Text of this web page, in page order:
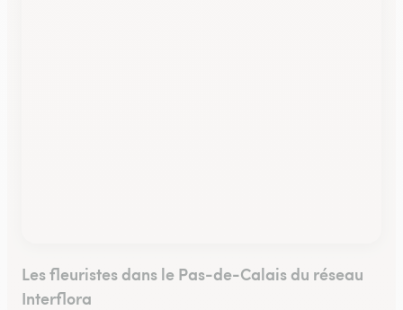
Les fleuristes dans le Pas-de-Calais du réseau
Interflora